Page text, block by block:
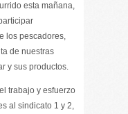
esta mañana,
los pescadores,
de nuestras
y sus productos.
trabajo y esfuerzo
al sindicato 1 y 2,